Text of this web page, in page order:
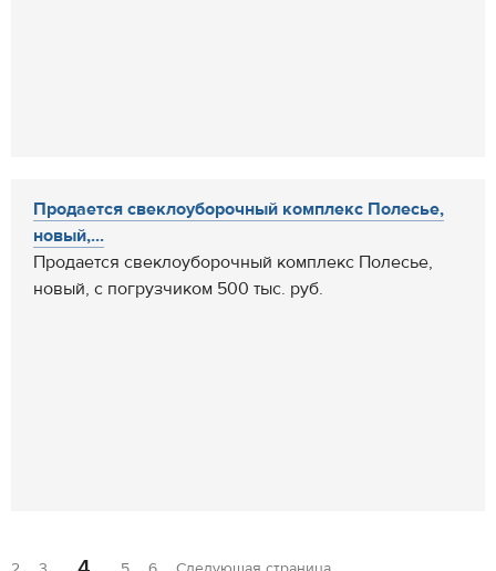
Продается свеклоуборочный комплекс Полесье,
новый,...
Продается свеклоуборочный комплекс Полесье,
новый, с погрузчиком 500 тыс. руб.